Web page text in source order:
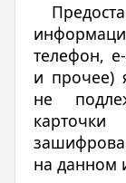
телефон,
и прочее)
не
на данном